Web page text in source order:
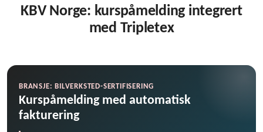
KBV Norge: kurspåmelding integrert
med Tripletex
BRANSJE: BILVERKSTED-SERTIFISERING
Kurspåmelding med automatisk
fakturering